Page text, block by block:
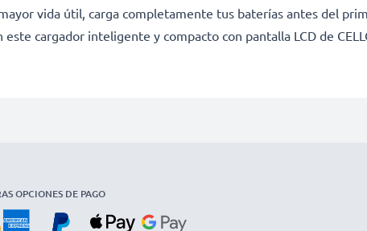
vida útil, carga completamente tus baterías antes del
cargador inteligente y compacto con pantalla LCD de
OPCIONES DE PAGO